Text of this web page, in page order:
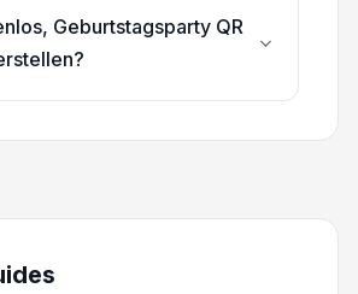
Geburtstagsparty QR